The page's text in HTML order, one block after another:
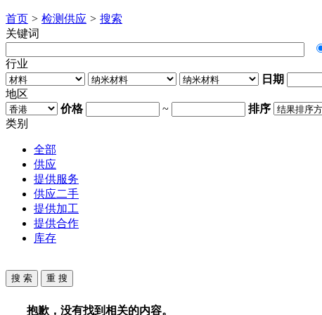
首页 > 检测供应 > 搜索
关键词
行业
日期
地区
价格
~
排序
类别
全部
供应
提供服务
供应二手
提供加工
提供合作
库存
抱歉，没有找到相关的内容。